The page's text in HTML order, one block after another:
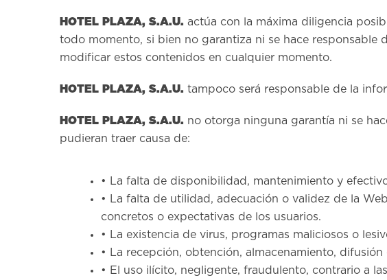
HOTEL PLAZA, S.A.U. actúa con la máxima diligencia
todo momento, si bien no garantiza ni se hace responsable
modificar estos contenidos en cualquier momento.
HOTEL PLAZA, S.A.U. tampoco será responsable de la
HOTEL PLAZA, S.A.U. no otorga ninguna garantía ni se
pudieran traer causa de:
• La falta de disponibilidad, mantenimiento y
• La falta de utilidad, adecuación o validez de la
concretos o expectativas de los usuarios.
• La existencia de virus, programas maliciosos o
• La recepción, obtención, almacenamiento,
• El uso ilícito, negligente, fraudulento, contrario a